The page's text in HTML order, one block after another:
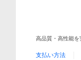
高品質・高性能を
支払い方法